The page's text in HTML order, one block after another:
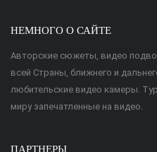
НЕМНОГО О САЙТЕ
Авторские сюжеты, видео
всей Страны, ближнего и
любительские видео камеры.
миру запечатленные на видео.
ПАРТНЕРЫ